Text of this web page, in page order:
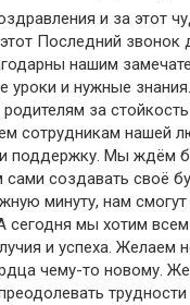
и за этот
Последний звонок
нашим
уроки и нужные
за стойкость
сотрудникам нашей
поддержку. Мы ждём
создавать своё
минуту, нам
сегодня мы хотим
и успеха. Желаем
чему-то новому.
трудности